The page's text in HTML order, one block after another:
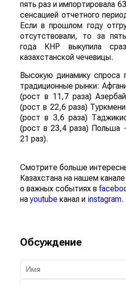
пять раз и импортировала
сенсацией отчетного
Если в прошлом году
отсутствовали, то за
года КНР выкупила
казахстанской чечевицы.
Высокую динамику спроса
традиционные рынки:
(рост в 11,7 раза)
(рост в 22,6 раза)
(рост в 3,6 раза)
(рост в 23,4 раза)
21 раз).
Смотрите больше
Казахстана на нашем канале
о важных событиях в
наyoutube канал и instagram.
Обсуждение